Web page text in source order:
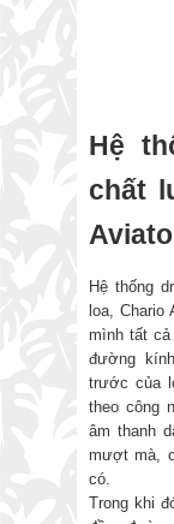
Hệ
chất
Hệ thống
loa,
mình tất cả
đường
trước của
theo công
âm thanh
mượt mà,
có.
Trong khi